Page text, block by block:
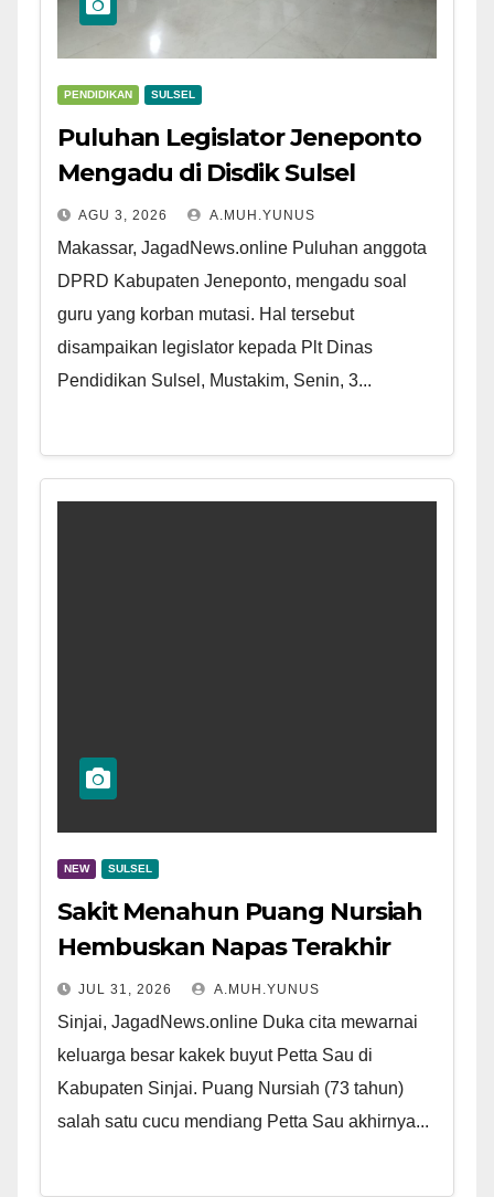
PENDIDIKAN SULSEL
Puluhan Legislator Jeneponto
Mengadu di Disdik Sulsel
AGU 3, 2026 A.MUH.YUNUS
Makassar, JagadNews.online Puluhan anggota
DPRD Kabupaten Jeneponto, mengadu soal
guru yang korban mutasi. Hal tersebut
disampaikan legislator kepada Plt Dinas
Pendidikan Sulsel, Mustakim, Senin, 3...
NEW SULSEL
Sakit Menahun Puang Nursiah
Hembuskan Napas Terakhir
JUL 31, 2026 A.MUH.YUNUS
Sinjai, JagadNews.online Duka cita mewarnai
keluarga besar kakek buyut Petta Sau di
Kabupaten Sinjai. Puang Nursiah (73 tahun)
salah satu cucu mendiang Petta Sau akhirnya...